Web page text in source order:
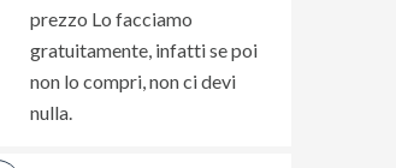
prezzo Lo facciamo
gratuitamente, infatti se poi
non lo compri, non ci devi
nulla.